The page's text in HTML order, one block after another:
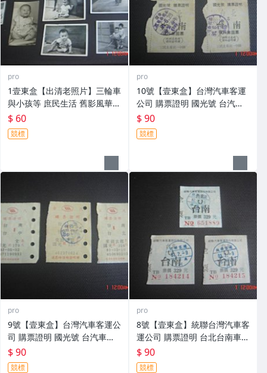
pro
1壹東盒【出清老照片】三輪車
與小孩等 庶民生活 舊影風華 1
0張
$ 60
競標
pro
10號【壹東盒】台灣汽車客運
公司 購票證明 國光號 台汽車
票來回票 共2張~三民主義統一
中國 反共標語
$ 90
競標
pro
9號【壹東盒】台灣汽車客運公
司 購票證明 國光號 台汽車票
等 共3張
$ 90
競標
pro
8號【壹東盒】統聯台灣汽車客
運公司 購票證明 台北台南車票
等 共3張
$ 90
競標